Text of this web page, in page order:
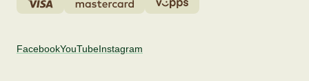
FacebookYouTubeInstagram